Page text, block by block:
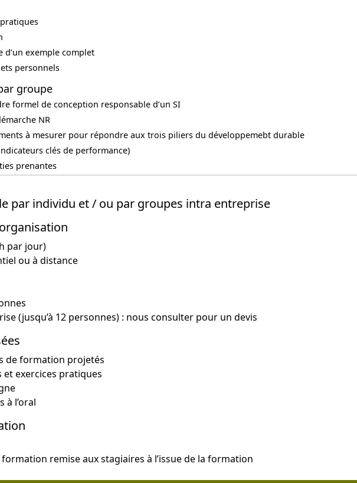
d’un exemple complet
personnels
groupe
formel de conception responsable d’un SI
NR
à mesurer pour répondre aux trois piliers du développemebt durable
clés de performance)
prenantes
par individu et / ou par groupes intra entreprise
par jour)
ou à distance
(jusqu’à 12 personnes) : nous consulter pour un devis
de formation projetés
exercices pratiques
à l’oral
remise aux stagiaires à l’issue de la formation